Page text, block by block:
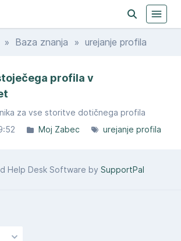
» Baza znanja » urejanje profila
profila v
za vse storitve dotičnega profila
Moj Zabec urejanje profila
Help Desk Software by SupportPal